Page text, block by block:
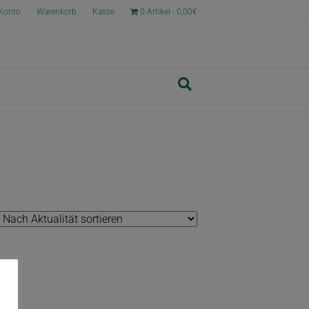
Warenkorb Kasse 0 Artikel 0,00€